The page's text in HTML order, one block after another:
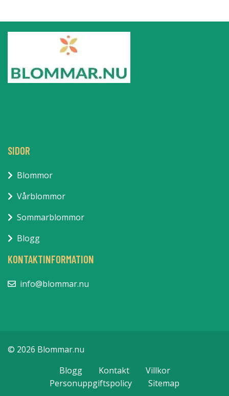
SIDOR
Blommor
Vårblommor
Sommarblommor
Blogg
KONTAKTINFORMATION
info@blommar.nu
© 2026 Blommar.nu
Blogg
Kontakt
Villkor
Personuppgiftspolicy
Sitemap